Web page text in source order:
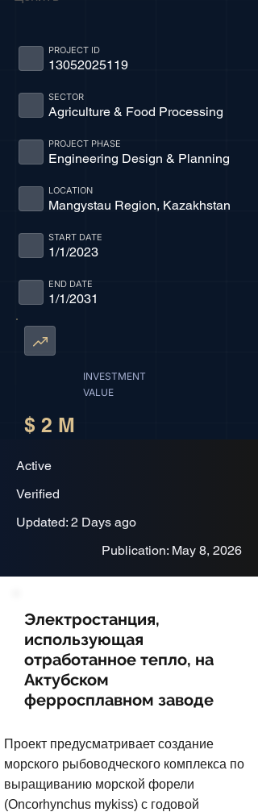
13052025119
PROJECT ID
Agriculture & Food Processing
SECTOR
Engineering Design & Planning
PROJECT PHASE
Mangystau Region, Kazakhstan
LOCATION
1/1/2023
START DATE
1/1/2031
END DATE
INVESTMENT
VALUE
$ 2 M
Active
Verified
Updated: 2 Days ago
Publication: May 8, 2026
Электростанция,
использующая
отработанное тепло, на
Актубском
ферросплавном заводе
Проект предусматривает создание
морского рыбоводческого комплекса по
выращиванию морской форели
(Oncorhynchus mykiss) с годовой